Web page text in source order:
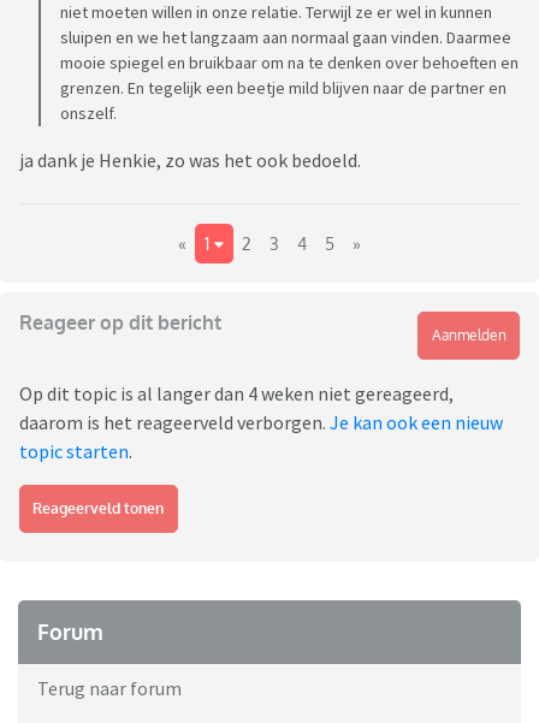
niet moeten willen in onze relatie. Terwijl ze er wel in kunnen
sluipen en we het langzaam aan normaal gaan vinden. Daarmee
mooie spiegel en bruikbaar om na te denken over behoeften en
grenzen. En tegelijk een beetje mild blijven naar de partner en
onszelf.
ja dank je Henkie, zo was het ook bedoeld.
« 1 2 3 4 5 »
Reageer op dit bericht
Aanmelden
Op dit topic is al langer dan 4 weken niet gereageerd,
daarom is het reageerveld verborgen. Je kan ook een nieuw
topic starten.
Reageerveld tonen
Forum
Terug naar forum